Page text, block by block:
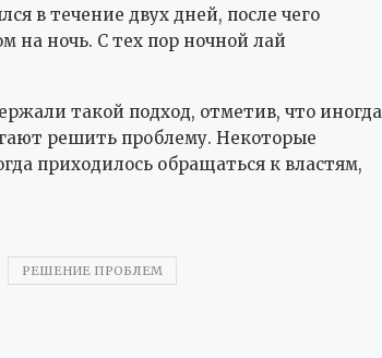
в течение двух дней, после чего
на ночь. С тех пор ночной лай
такой подход, отметив, что иногда
решить проблему. Некоторые
приходилось обращаться к властям,
РЕШЕНИЕ ПРОБЛЕМ